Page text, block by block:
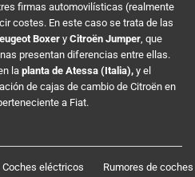
firmas automovilísticas (realmente
costes. En este caso se trata de las
Boxery Citroën Jumper, que
presentan diferencias entre ellas.
la planta de Atessa (Italia), y el
de cajas de cambio de Citroën en
a Fiat.
Coches eléctricos Rumores de coches